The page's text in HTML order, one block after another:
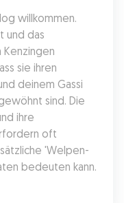
willkommen.
und das
sie ihren
deinem Gassi
sind. Die
ihre
oft
'Welpen-
bedeuten kann.